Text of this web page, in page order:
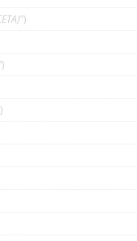
)
)
)